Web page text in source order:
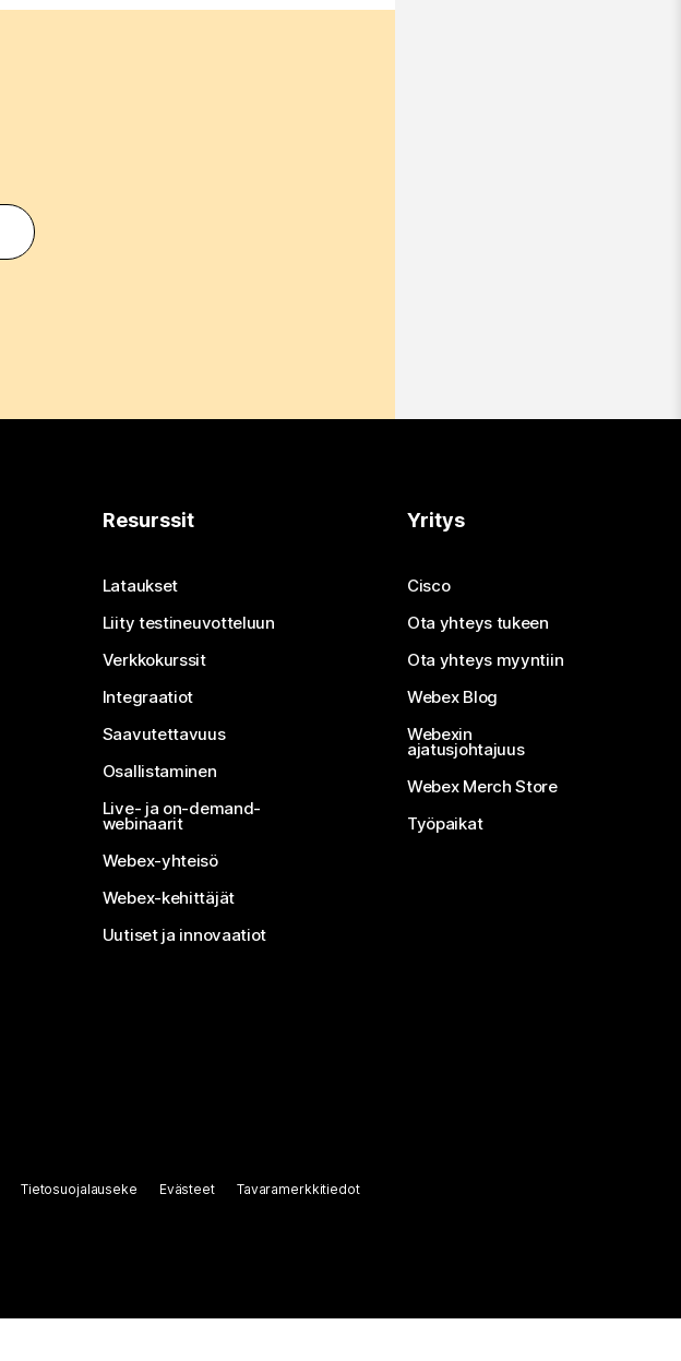
Resurssit
Lataukset
Liity testineuvotteluun
Verkkokurssit
Integraatiot
Saavutettavuus
Osallistaminen
Live- ja on-demand-
webinaarit
Webex-yhteisö
Webex-kehittäjät
Uutiset ja innovaatiot
Yritys
Cisco
Ota yhteys tukeen
Ota yhteys myyntiin
Webex Blog
Webexin
ajatusjohtajuus
Webex Merch Store
Työpaikat
Tietosuojalauseke Evästeet Tavaramerkkitiedot